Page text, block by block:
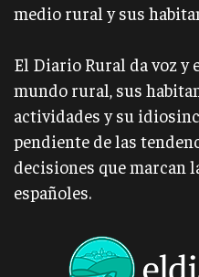
medio rural y sus
El Diario Rural da voz y
mundo rural, sus
actividades y su
pendiente de las
decisiones que marcan
españoles.